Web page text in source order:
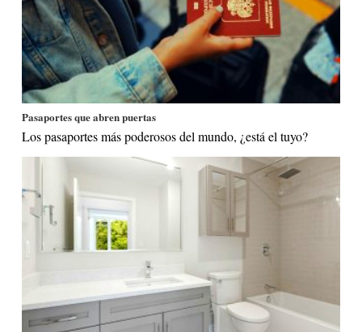
Pasaportes que abren puertas
Los pasaportes más poderosos del mundo, ¿está el tuyo?